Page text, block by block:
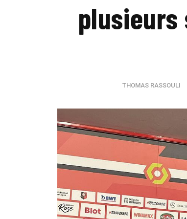
plusieurs
THOMAS RASSOULI